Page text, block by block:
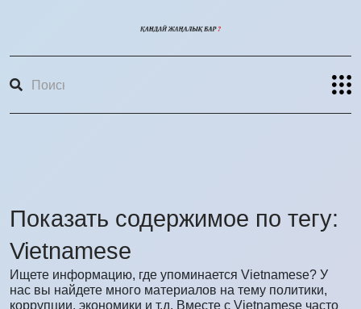
Показать содержимое по тегу:
Vietnamese
Ищете информацию, где упоминается Vietnamese? У
нас вы найдете много материалов на тему политики,
коррупции, экономики и т.д. Вместе с Vietnamese часто